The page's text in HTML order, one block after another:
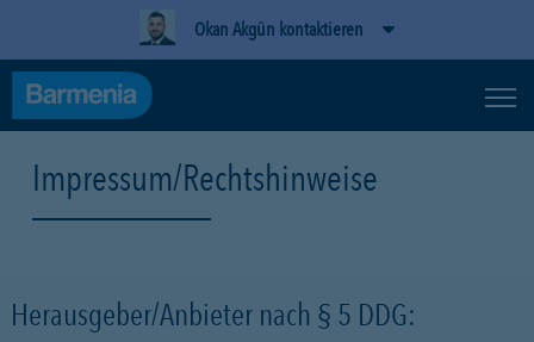
Okan Akgün kontaktieren
Impressum/Rechtshinweise
Herausgeber/Anbieter nach § 5 DDG: